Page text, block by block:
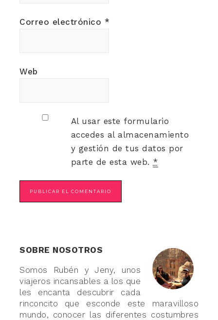
Correo electrónico *
Web
Al usar este formulario
accedes al almacenamiento
y gestión de tus datos por
parte de esta web. *
SOBRE NOSOTROS
Somos Rubén y Jeny, unos
viajeros incansables a los que
les encanta descubrir cada
rinconcito que esconde este maravilloso
mundo, conocer las diferentes costumbres